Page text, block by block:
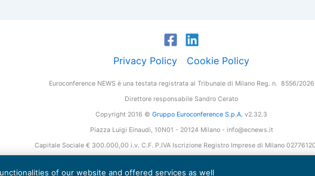
Privacy Policy Cookie Policy
Euroconference NEWS è una testata registrata al Tribunale di Milano Reg. n. 8556/2026
Direttore responsabile Sandro Cerato
Copyright 2016 © Gruppo Euroconference S.p.A. v2.32.3
Piazza Luigi Einaudi, 10N01 - 20124 Milano - info@ecnews.it
Capitale Sociale € 300.000,00 i.v. C.F. P.IVA Iscrizione Registro Imprese di Milano
of our website and offered services as well